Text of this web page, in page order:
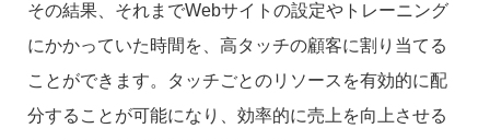
その結果、それまでWebサイトの設定やトレーニング
にかかっていた時間を、高タッチの顧客に割り当てる
ことができます。タッチごとのリソースを有効的に配
分することが可能になり、効率的に売上を向上させる